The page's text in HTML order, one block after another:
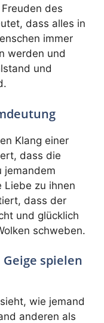
des
dass alles in
immer
werden und
und
Klang einer
dass die
jemandem
Liebe zu ihnen
dass der
und glücklich
schweben.
spielen
wie jemand
anderen als